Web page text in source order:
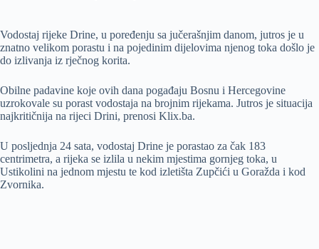
Vodostaj rijeke Drine, u poređenju sa jučerašnjim danom, jutros je u
znatno velikom porastu i na pojedinim dijelovima njenog toka došlo je
do izlivanja iz rječnog korita.
Obilne padavine koje ovih dana pogađaju Bosnu i Hercegovine
uzrokovale su porast vodostaja na brojnim rijekama. Jutros je situacija
najkritičnija na rijeci Drini, prenosi Klix.ba.
U posljednja 24 sata, vodostaj Drine je porastao za čak 183
centrimetra, a rijeka se izlila u nekim mjestima gornjeg toka, u
Ustikolini na jednom mjestu te kod izletišta Zupčići u Goražda i kod
Zvornika.